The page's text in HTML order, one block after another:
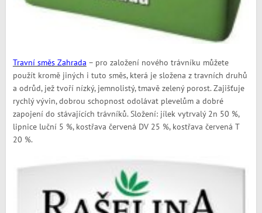
Travní směs Zahrada – pro založení nového trávníku můžete
použít kromě jiných i tuto směs, která je složena z travních druhů
a odrůd, jež tvoří nízký, jemnolistý, tmavě zelený porost. Zajišťuje
rychlý vývin, dobrou schopnost odolávat plevelům a dobré
zapojení do stávajících trávníků. Složení: jílek vytrvalý 2n 50 %,
lipnice luční 5 %, kostřava červená DV 25 %, kostřava červená T
20 %.